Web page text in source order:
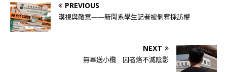
PREVIOUS
漠視與敵意——新聞系學生記者被剝奪採訪權
NEXT
無辜送小欖 囚者烙不滅陰影